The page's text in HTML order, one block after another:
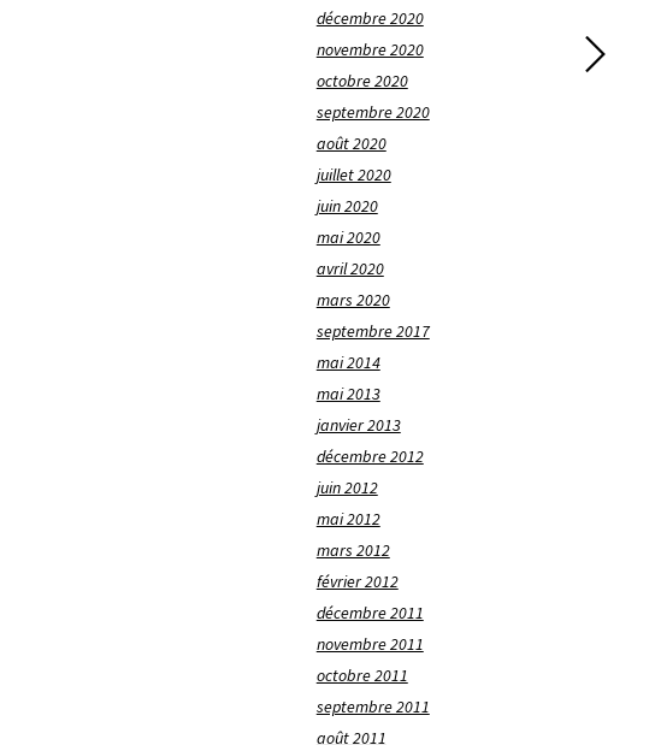
décembre 2020
novembre 2020
octobre 2020
septembre 2020
août 2020
juillet 2020
juin 2020
mai 2020
avril 2020
mars 2020
septembre 2017
mai 2014
mai 2013
janvier 2013
décembre 2012
juin 2012
mai 2012
mars 2012
février 2012
décembre 2011
novembre 2011
octobre 2011
septembre 2011
août 2011